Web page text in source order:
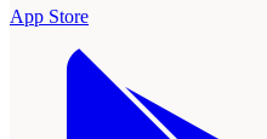
App Store